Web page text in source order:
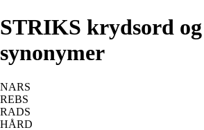
STRIKS krydsord og
synonymer
NARS
REBS
RADS
HÅRD